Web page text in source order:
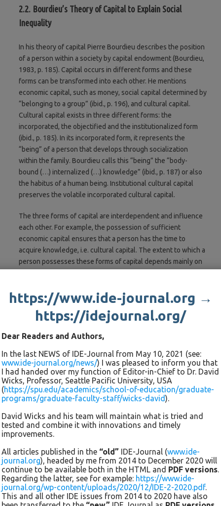
2.2. Bourdieu’s Theory of Capital to Explain Social
Inequality
In his theory of capital Pierre Bourdieu describes the position
of a person within a society by capital endowment (Bourdieu,
1983, p. 185). Capital occurs in different forms and these
forms can be transformed into each other. He mentions
economic capital, such as money, social capital determined by
“belonging to a group” (ibid., p. 196), and cultural capital.
Cultural capital exists in three different forms: the
incorporated, the objectified and the institutionalized form
(ibid., p. 185). In its incorporated form, it represents the
“being” of a person that develops through socialization
within the family. Bourdieu calls this “being” the “body-
bound (…) internalized (…) knowledge” (ibid., p. 187) or also
the habitus of a human being. Institutional cultural capital
preserves the volatile incorporated cultural capital.
The three forms of capital are interdependent and influence
each other. For example, the possession of sufficient
economic capital ensures that a person has the time to
acquire knowledge, i.e. cultural capital. The extent to which a
person possesses these forms of capital depends mainly on
reproducing social inequality begins. Since certain
institutions have a specific endowment of capital, there is
unequal treatment of people with different endowments of
between social origin and political participation indicate that
it is ultimately the habitus that determines to what extent a
person becomes politically active or not.
From both the participation-theoretical and the socio-cultural
approach, it was first established that social and political
became clear that socio-economic status alone does not
provide a plausible explanation for the different political
the standard socio-economic model and the models of
rational choice, the Civic Voluntarism model was able to
provide a plausible explanation for political participation.
However, some questions remain unanswered, especially at
the empirical level: To what extent does political participation
https://www.ide-journal.org →
https://idejournal.org/
Dear Readers and Authors,
In the last NEWS of IDE-Journal from May 10, 2021 (see:
www.ide-journal.org/news/) I was pleased to inform you that
I had handed over my function of Editor-in-Chief to Dr. David
Wicks, Professor, Seattle Pacific University, USA
(https://spu.edu/academics/school-of-education/graduate-
programs/graduate-faculty-staff/wicks-david).
David Wicks and his team will maintain what is tried and
tested and combine it with innovations and timely
improvements.
All articles published in the “old” IDE-Journal (www.ide-
journal.org), headed by me from 2014 to December 2020 will
continue to be available both in the HTML and PDF versions.
Regarding the latter, see for example: https://www.ide-
journal.org/wp-content/uploads/2020/12/IDE-2-2020.pdf.
This and all other IDE issues from 2014 to 2020 have also